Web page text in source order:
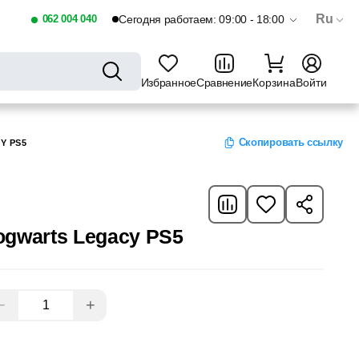
062 004 040 Сегодня работаем: 09:00 - 18:00 Ru
ИзбранноеСравнениеКорзинаВойти
PS5 Скопировать ссылку
Legacy PS5
+